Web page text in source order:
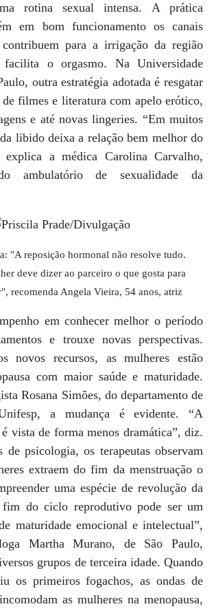
rotina sexual intensa. A prática
em bom funcionamento os canais
contribuem para a irrigação da região
o orgasmo. Na Universidade
outra estratégia adotada é resgatar
filmes e literatura com apelo erótico,
e até novas lingeries. “Em muitos
libido deixa a relação bem melhor do
explica a médica Carolina Carvalho,
ambulatório de sexualidade da
"A reposição hormonal não resolve tudo.
deve dizer ao parceiro o que gosta para
recomenda Angela Vieira, 54 anos, atriz
em conhecer melhor o período
e trouxe novas perspectivas.
novos recursos, as mulheres estão
com maior saúde e maturidade.
Rosana Simões, do departamento de
a mudança é evidente. “A
vista de forma menos dramática”, diz.
de psicologia, os terapeutas observam
extraem do fim da menstruação o
uma espécie de revolução da
fim do ciclo reprodutivo pode ser um
maturidade emocional e intelectual”,
Martha Murano, de São Paulo,
grupos de terceira idade. Quando
os primeiros fogachos, as ondas de
as mulheres na menopausa,